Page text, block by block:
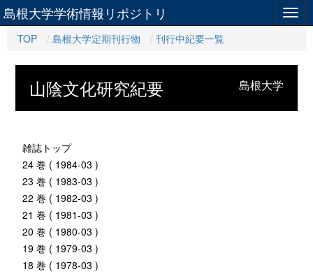
島根大学学術情報リポジトリ
TOP 島根大学定期刊行物 刊行中紀要一覧
島根大学
山陰文化研究紀要
雑誌トップ
24 巻 ( 1984-03 )
23 巻 ( 1983-03 )
22 巻 ( 1982-03 )
21 巻 ( 1981-03 )
20 巻 ( 1980-03 )
19 巻 ( 1979-03 )
18 巻 ( 1978-03 )